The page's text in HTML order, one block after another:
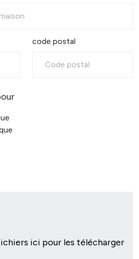
code postal
ici pour les télécharger